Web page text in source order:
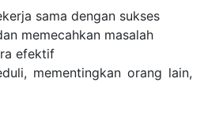
sama dengan sukses
memecahkan masalah
efektif
mementingkan orang lain,